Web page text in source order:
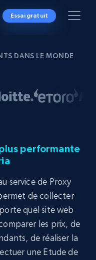
Essai gratuit
DANS LE MONDE
performante
service de Proxy
de collecter
quel site web
les prix, de
de réaliser la
une Etude de